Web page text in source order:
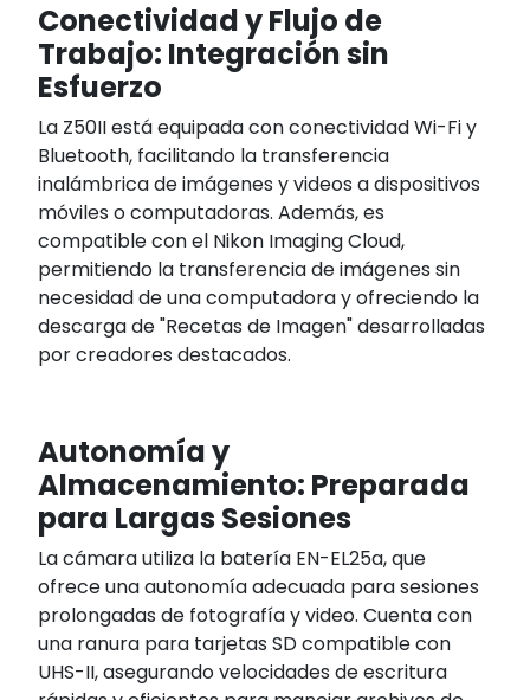
Conectividad y Flujo de
Trabajo: Integración sin
Esfuerzo
La Z50II está equipada con conectividad Wi-Fi y
Bluetooth, facilitando la transferencia
inalámbrica de imágenes y videos a dispositivos
móviles o computadoras. Además, es
compatible con el Nikon Imaging Cloud,
permitiendo la transferencia de imágenes sin
necesidad de una computadora y ofreciendo la
descarga de "Recetas de Imagen" desarrolladas
por creadores destacados.
Autonomía y
Almacenamiento: Preparada
para Largas Sesiones
La cámara utiliza la batería EN-EL25a, que
ofrece una autonomía adecuada para sesiones
prolongadas de fotografía y video. Cuenta con
una ranura para tarjetas SD compatible con
UHS-II, asegurando velocidades de escritura